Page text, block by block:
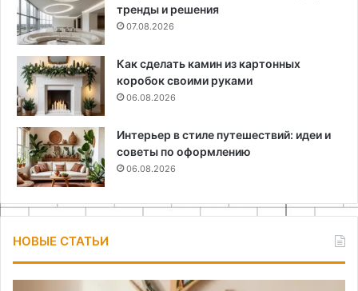
тренды и решения
07.08.2026
Как сделать камин из картонных
коробок своими руками
06.08.2026
Интерьер в стиле путешествий: идеи и
советы по оформлению
06.08.2026
НОВЫЕ СТАТЬИ